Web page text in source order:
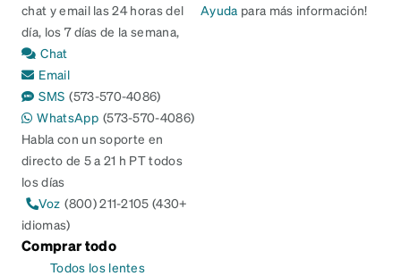
chat y email las 24 horas del
día, los 7 días de la semana,
Chat
Email
SMS (573-570-4086)
WhatsApp (573-570-4086)
Habla con un soporte en
directo de 5 a 21 h PT todos
los días
Voz (800) 211-2105 (430+
idiomas)
Ayuda para más información!
Comprar todo
Todos los lentes